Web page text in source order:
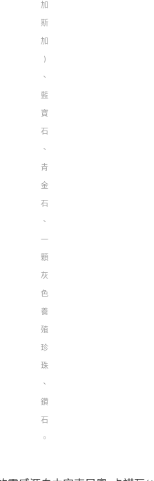
加
斯
加
)
、
藍
寶
石
、
青
金
石
、
一
顆
灰
色
養
殖
珍
珠
、
鑽
石
。